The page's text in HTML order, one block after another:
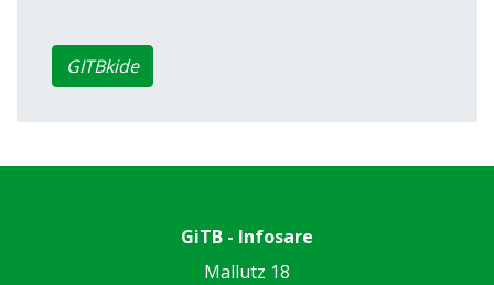
GITBkide
GiTB - Infosare
Mallutz 18